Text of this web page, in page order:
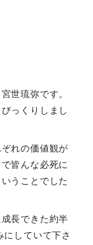
世琉弥です。
っくりしまし
れの価値観が
皆んな必死に
うことでした
長できた約半
していて下さ